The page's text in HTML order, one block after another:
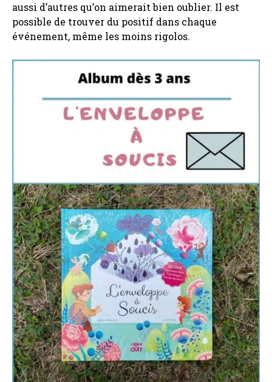
aussi d’autres qu’on aimerait bien oublier. Il est
possible de trouver du positif dans chaque
événement, même les moins rigolos.